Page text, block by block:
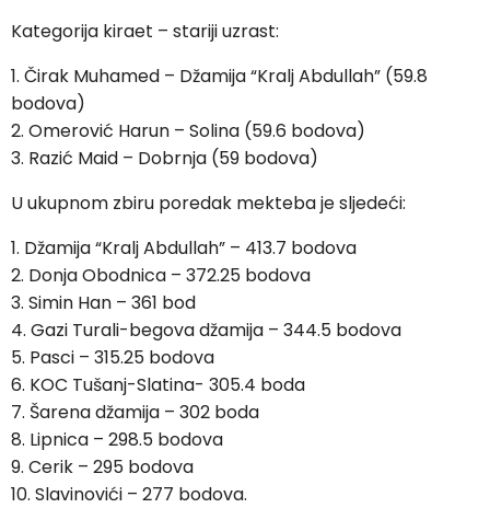
Kategorija kiraet – stariji uzrast:
1. Čirak Muhamed – Džamija “Kralj Abdullah” (59.8
bodova)
2. Omerović Harun – Solina (59.6 bodova)
3. Razić Maid – Dobrnja (59 bodova)
U ukupnom zbiru poredak mekteba je sljedeći:
1. Džamija “Kralj Abdullah” – 413.7 bodova
2. Donja Obodnica – 372.25 bodova
3. Simin Han – 361 bod
4. Gazi Turali-begova džamija – 344.5 bodova
5. Pasci – 315.25 bodova
6. KOC Tušanj-Slatina- 305.4 boda
7. Šarena džamija – 302 boda
8. Lipnica – 298.5 bodova
9. Cerik – 295 bodova
10. Slavinovići – 277 bodova.